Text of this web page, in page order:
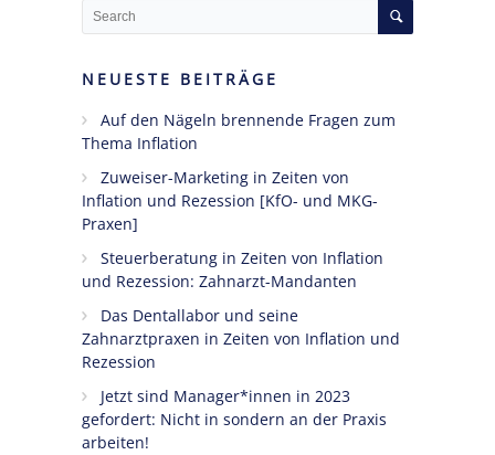
NEUESTE BEITRÄGE
Auf den Nägeln brennende Fragen zum
Thema Inflation
Zuweiser-Marketing in Zeiten von
Inflation und Rezession [KfO- und MKG-
Praxen]
Steuerberatung in Zeiten von Inflation
und Rezession: Zahnarzt-Mandanten
Das Dentallabor und seine
Zahnarztpraxen in Zeiten von Inflation und
Rezession
Jetzt sind Manager*innen in 2023
gefordert: Nicht in sondern an der Praxis
arbeiten!
Personal-
Management
Ängste,
angestellter
Zahnärzte
im Z-MVZ